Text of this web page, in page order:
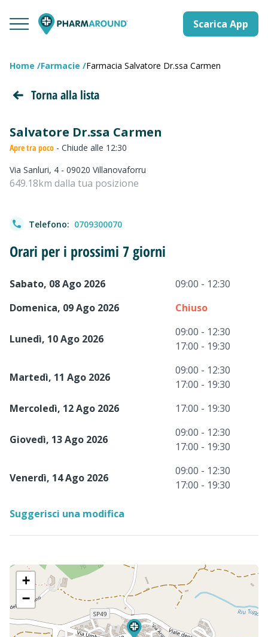
Scarica App
Home Farmacie Farmacia Salvatore Dr.ssa Carmen
Torna alla lista
Salvatore Dr.ssa Carmen
Apre tra poco - Chiude alle 12:30
Via Sanluri, 4 - 09020 Villanovaforru
649.18km dalla tua posizione
Telefono: 0709300070
Orari per i prossimi 7 giorni
Sabato, 08 Ago 2026
09:00 - 12:30
Domenica, 09 Ago 2026
Chiuso
Lunedì, 10 Ago 2026
09:00 - 12:30
17:00 - 19:30
Martedì, 11 Ago 2026
09:00 - 12:30
17:00 - 19:30
Mercoledì, 12 Ago 2026
17:00 - 19:30
Giovedì, 13 Ago 2026
09:00 - 12:30
17:00 - 19:30
Venerdì, 14 Ago 2026
09:00 - 12:30
17:00 - 19:30
Suggerisci una modifica
+
−